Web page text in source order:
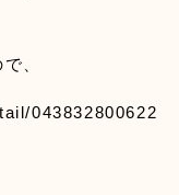
、
043832800622